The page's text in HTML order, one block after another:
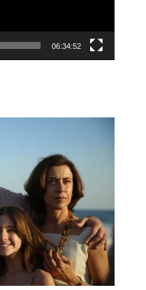
06:34:52